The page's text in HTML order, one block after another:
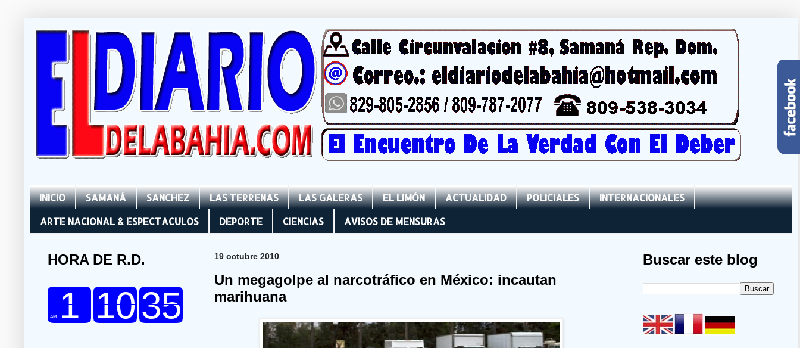
INICIO SAMANÁ SANCHEZ LAS TERRENAS LAS GALERAS EL LIMÓN ACTUALIDAD POLICIALES
INTERNACIONALES
ARTE NACIONAL & ESPECTACULOS
DEPORTE CIENCIAS AVISOS DE MENSURAS
19 octubre 2010
Un megagolpe al narcotráfico en México: incautan
marihuana
HORA DE R.D. Buscar este blog